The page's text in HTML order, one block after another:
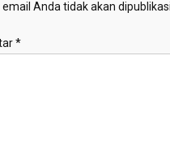
Anda tidak akan
*